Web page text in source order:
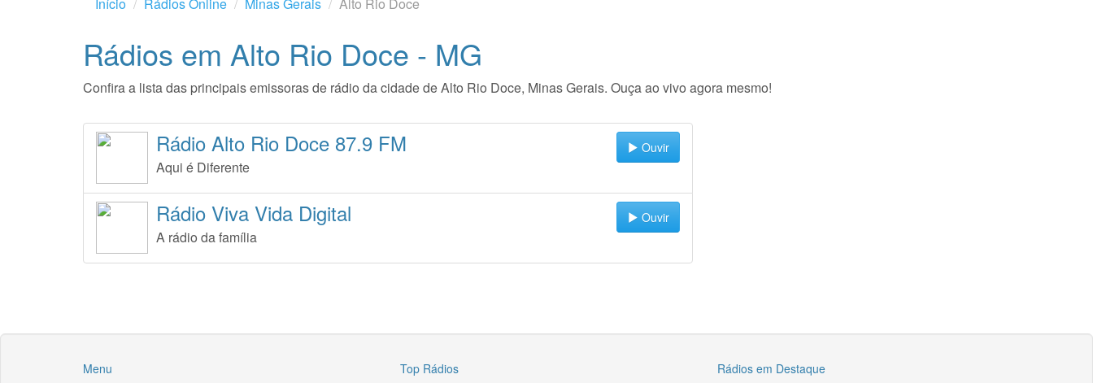
Rádios em Alto Rio Doce - MG
Confira a lista das principais emissoras de rádio da cidade de Alto Rio Doce, Minas Gerais. Ouça ao vivo agora mesmo!
Ouvir
Rádio Alto Rio Doce 87.9 FM
Aqui é Diferente
Ouvir
Rádio Viva Vida Digital
A rádio da família
Menu Top Rádios Rádios em Destaque